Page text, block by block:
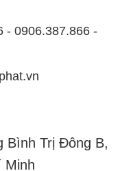
Trị Đông B,
Minh
ĐẮC TRƯỜNG